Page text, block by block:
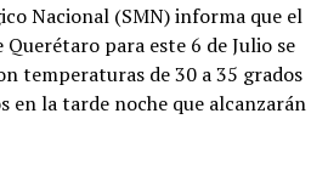
Nacional (SMN) informa que el
para este 6 de Julio se
temperaturas de 30 a 35 grados
en la tarde noche que alcanzarán